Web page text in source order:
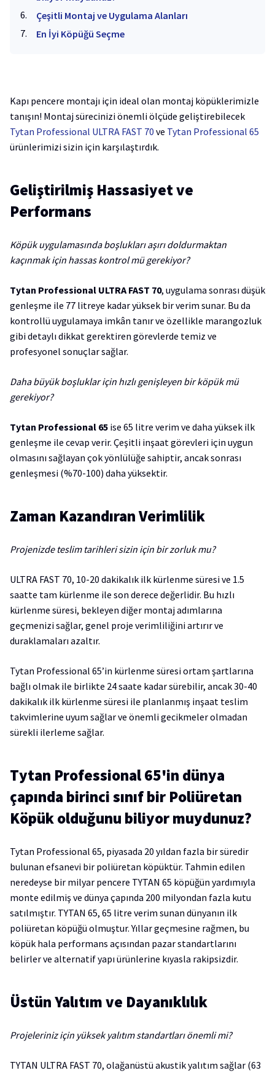
Çeşitli Montaj ve Uygulama Alanları
En İyi Köpüğü Seçme
Kapı pencere montajı için ideal olan montaj köpüklerimizle
tanışın! Montaj sürecinizi önemli ölçüde geliştirebilecek
Tytan Professional ULTRA FAST 70 ve Tytan Professional 65
ürünlerimizi sizin için karşılaştırdık.
Geliştirilmiş Hassasiyet ve
Performans
Köpük uygulamasında boşlukları aşırı doldurmaktan
kaçınmak için hassas kontrol mü gerekiyor?
Tytan Professional ULTRA FAST 70, uygulama sonrası düşük
genleşme ile 77 litreye kadar yüksek bir verim sunar. Bu da
kontrollü uygulamaya imkân tanır ve özellikle marangozluk
gibi detaylı dikkat gerektiren görevlerde temiz ve
profesyonel sonuçlar sağlar.
Daha büyük boşluklar için hızlı genişleyen bir köpük mü
gerekiyor?
Tytan Professional 65 ise 65 litre verim ve daha yüksek ilk
genleşme ile cevap verir. Çeşitli inşaat görevleri için uygun
olmasını sağlayan çok yönlülüğe sahiptir, ancak sonrası
genleşmesi (%70-100) daha yüksektir.
Zaman Kazandıran Verimlilik
Projenizde teslim tarihleri sizin için bir zorluk mu?
ULTRA FAST 70, 10-20 dakikalık ilk kürlenme süresi ve 1.5
saatte tam kürlenme ile son derece değerlidir. Bu hızlı
kürlenme süresi, bekleyen diğer montaj adımlarına
geçmenizi sağlar, genel proje verimliliğini artırır ve
duraklamaları azaltır.
Tytan Professional 65’in kürlenme süresi ortam şartlarına
bağlı olmak ile birlikte 24 saate kadar sürebilir, ancak 30-40
dakikalık ilk kürlenme süresi ile planlanmış inşaat teslim
takvimlerine uyum sağlar ve önemli gecikmeler olmadan
sürekli ilerleme sağlar.
Tytan Professional 65'in dünya
çapında birinci sınıf bir Poliüretan
Köpük olduğunu biliyor muydunuz?
Tytan Professional 65, piyasada 20 yıldan fazla bir süredir
bulunan efsanevi bir poliüretan köpüktür. Tahmin edilen
neredeyse bir milyar pencere TYTAN 65 köpüğün yardımıyla
monte edilmiş ve dünya çapında 200 milyondan fazla kutu
satılmıştır. TYTAN 65, 65 litre verim sunan dünyanın ilk
poliüretan köpüğü olmuştur. Yıllar geçmesine rağmen, bu
köpük hala performans açısından pazar standartlarını
belirler ve alternatif yapı ürünlerine kıyasla rakipsizdir.
Üstün Yalıtım ve Dayanıklılık
Projeleriniz için yüksek yalıtım standartları önemli mi?
TYTAN ULTRA FAST 70, olağanüstü akustik yalıtım sağlar (63